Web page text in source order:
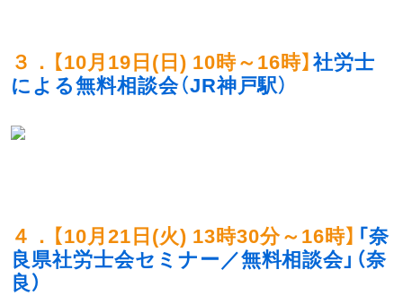
３．【10月19日(日) 10時～16時】社労士
による無料相談会（JR神戸駅）
４．【10月21日(火) 13時30分～16時】 「奈
良県社労士会セミナー／無料相談会」（奈
良）